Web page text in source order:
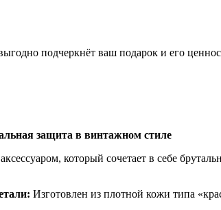
подчеркнёт ваш подарок и его
защита в винтажном стиле
который сочетает в себе
Изготовлен из плотной кожи типа